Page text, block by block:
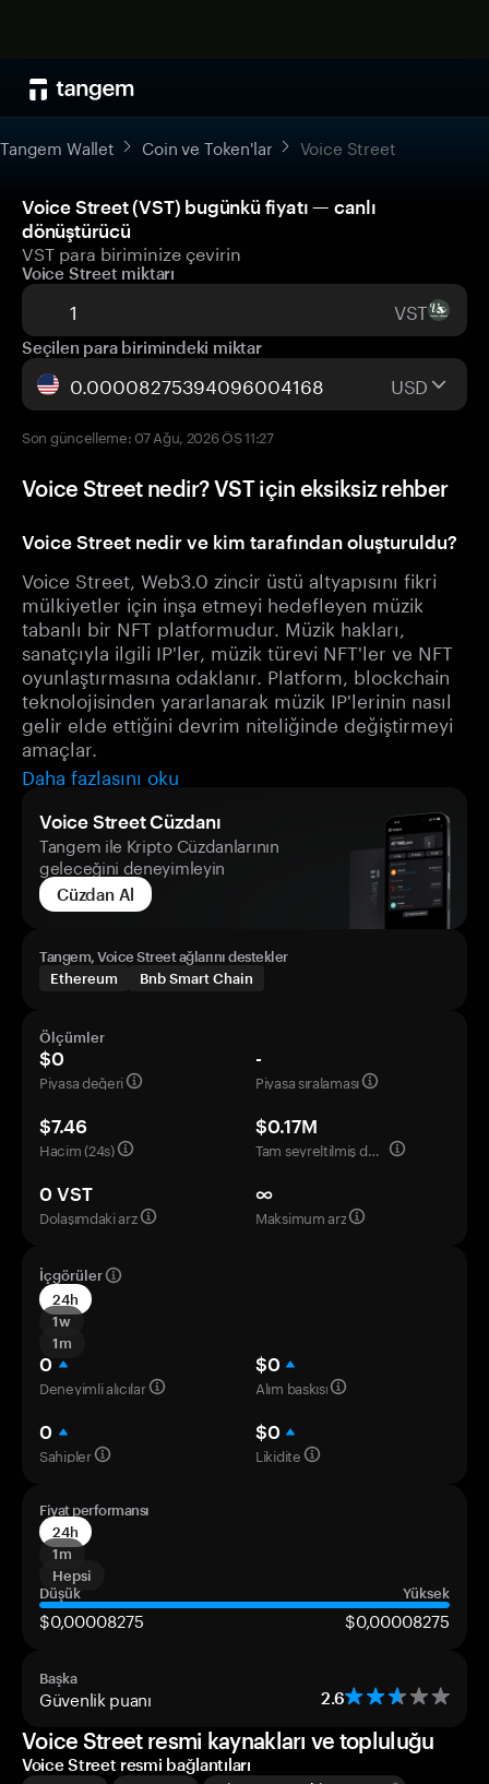
Tangem Wallet Coin ve Token'lar Voice Street
Voice Street (VST) bugünkü fiyatı — canlı
dönüştürücü
VST para biriminize çevirin
Voice Street miktarı
VST
Seçilen para birimindeki miktar
USD
Son güncelleme: 07 Ağu, 2026 ÖS 11:27
Voice Street nedir? VST için eksiksiz rehber
Voice Street nedir ve kim tarafından oluşturuldu?
Voice Street, Web3.0 zincir üstü altyapısını fikri
mülkiyetler için inşa etmeyi hedefleyen müzik
tabanlı bir NFT platformudur. Müzik hakları,
sanatçıyla ilgili IP'ler, müzik türevi NFT'ler ve NFT
oyunlaştırmasına odaklanır. Platform, blockchain
teknolojisinden yararlanarak müzik IP'lerinin nasıl
gelir elde ettiğini devrim niteliğinde değiştirmeyi
amaçlar.
Daha fazlasını oku
Voice Street Cüzdanı
Tangem ile Kripto Cüzdanlarının
geleceğini deneyimleyin
Cüzdan Al
Tangem, Voice Street ağlarını destekler
Ethereum
Bnb Smart Chain
Ölçümler
$0
Piyasa değeri
-
Piyasa sıralaması
$7.46
Hacim (24s)
$0.17M
Tam seyreltilmiş değerleme
0 VST
Dolaşımdaki arz
∞
Maksimum arz
İçgörüler
24h
1w
1m
0
Deneyimli alıcılar
$0
Alım baskısı
0
Sahipler
$0
Likidite
Fiyat performansı
24h
1m
Hepsi
Düşük
Yüksek
$0,00008275 $0,00008275
Başka
Güvenlik puanı 2.6
Voice Street resmi kaynakları ve topluluğu
Voice Street resmi bağlantıları